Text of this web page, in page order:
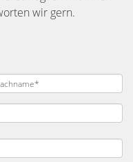
wir gern.